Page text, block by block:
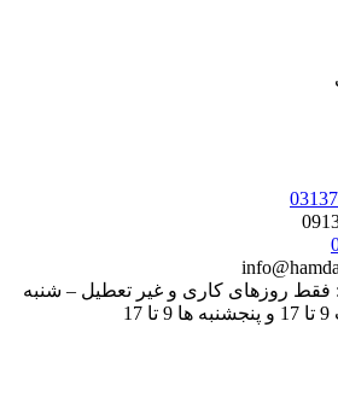
روزهای کاری و غیر تعطیل – شنبه